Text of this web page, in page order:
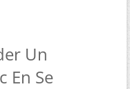
Un
En Se